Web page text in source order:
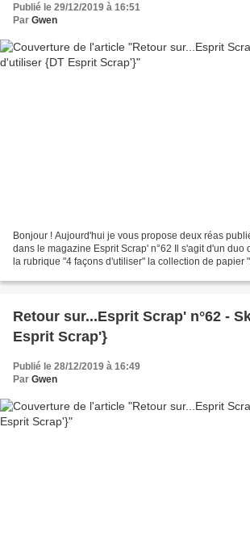
Publié le 29/12/2019 à 16:51
Par Gwen
Bonjour ! Aujourd'hui je vous propose deux réas
dans le magazine Esprit Scrap' n°62 Il s'agit d'un duo
la rubrique "4 façons d'utiliser" la collection de papier
Retour sur...Esprit Scrap' n°62 -
Esprit Scrap'}
Publié le 28/12/2019 à 16:49
Par Gwen